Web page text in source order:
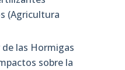
(Agricultura
las Hormigas
sobre la